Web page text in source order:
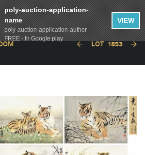
LOT 1853
poly-auction-application-
name
poly-auction-application-author
FREE - In Google play
VIEW